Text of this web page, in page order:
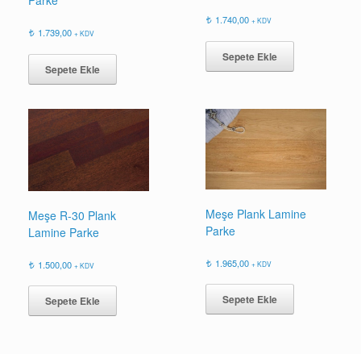
1.739,00 + KDV
Sepete Ekle
1.740,00 + KDV
Sepete Ekle
Meşe R-30 Plank
Lamine Parke
1.500,00 + KDV
Sepete Ekle
Meşe Plank Lamine
Parke
1.965,00 + KDV
Sepete Ekle